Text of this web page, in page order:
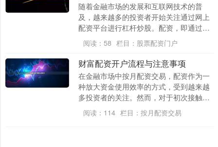
随着金融市场的发展和互联网技术的普
及，越来越多的投资者开始关注通过网上
配资平台进行杠杆炒股。配资，即通过第
三方平台借入资金进行股票交易，能够放
大投资者的收益潜力....
阅读： 58 栏目： 股票配资门户
财富配资开户流程与注意事项
在金融市场中按月配资交易，配资作为一
种放大资金使用效率的方式，受到越来越
多投资者的关注。然而，对于初次接触配
资的用户而言，了解开户流程及注意事项
至关重要。本文将....
阅读： 114 栏目： 按月配资交易